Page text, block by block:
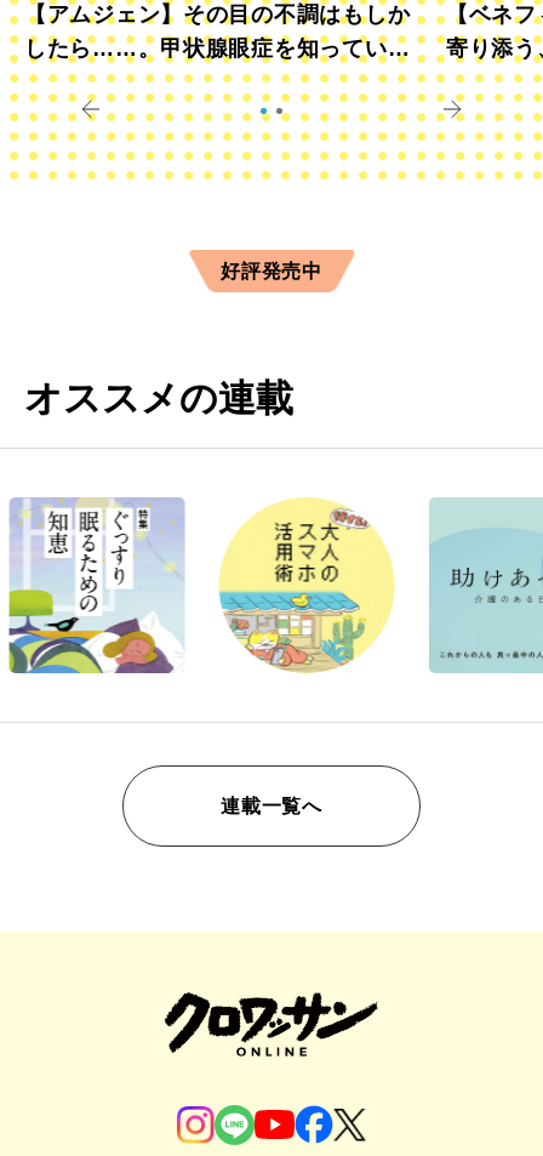
【アムジェン】その目の不調はもしか
したら……。甲状腺眼症を知っていま
すか？
【ベネフ
寄り添う
きに
好評発売中
オススメの連載
連載一覧へ